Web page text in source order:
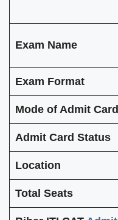
Exam Name
Exam Format
Mode of Admit Card
Admit Card Status
Location
Total Seats